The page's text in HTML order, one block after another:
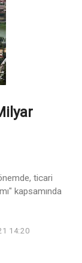
ticari
kapsamında
14:20